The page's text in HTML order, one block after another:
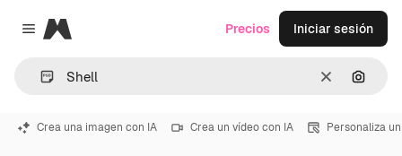
Close menu
Magnific
Borrar
Precios Iniciar sesión
Crea una imagen con IA Crea un vídeo con IA Personaliza